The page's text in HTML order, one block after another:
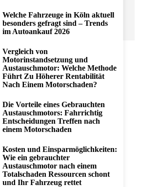
Welche Fahrzeuge in Köln aktuell
besonders gefragt sind – Trends
im Autoankauf 2026
Vergleich von
Motorinstandsetzung und
Austauschmotor: Welche Methode
Führt Zu Höherer Rentabilität
Nach Einem Motorschaden?
Die Vorteile eines Gebrauchten
Austauschmotors: Fahrrichtig
Entscheidungen Treffen nach
einem Motorschaden
Kosten und Einsparmöglichkeiten:
Wie ein gebrauchter
Austauschmotor nach einem
Totalschaden Ressourcen schont
und Ihr Fahrzeug rettet